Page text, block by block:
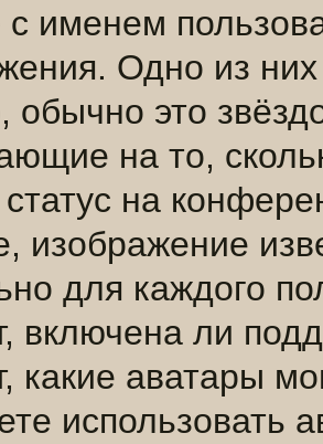
именем
Одно из
обычно это
на то,
на
изображение
для каждого
включена ли
какие аватары
использовать